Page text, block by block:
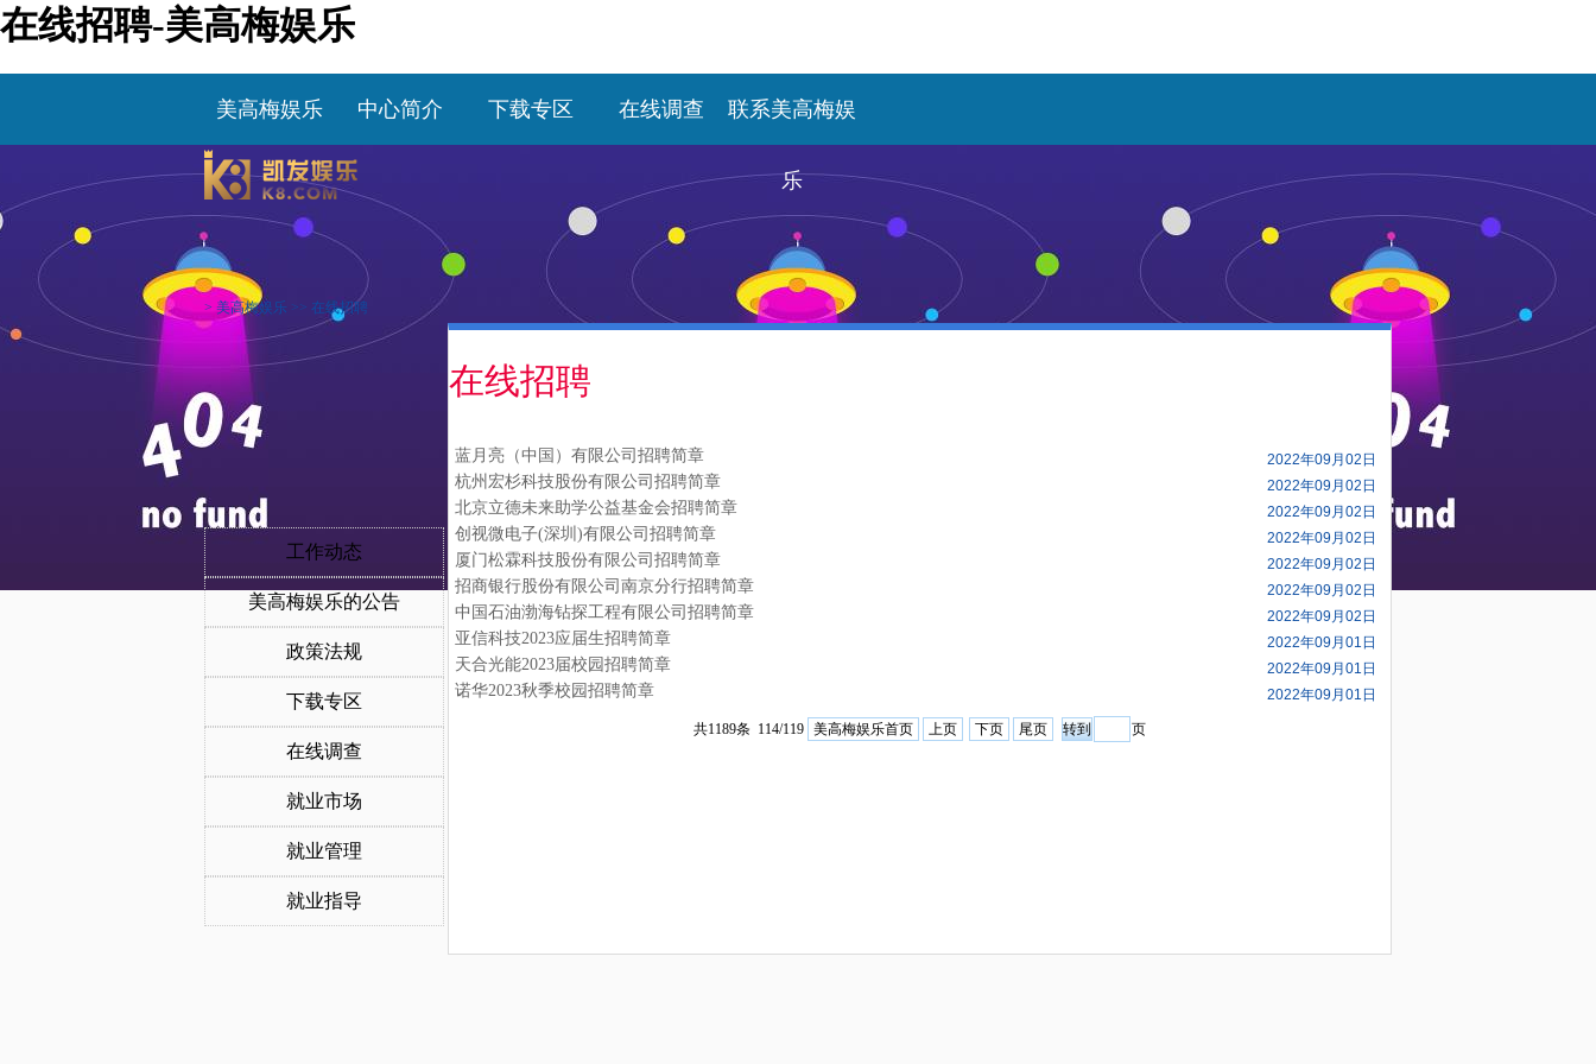
在线招聘-美高梅娱乐
美高梅娱乐 中心简介 下载专区 在线调查 联系美高梅娱
乐
> 美高梅娱乐 >> 在线招聘
工作动态
美高梅娱乐的公告
政策法规
下载专区
在线调查
就业市场
就业管理
就业指导
在线招聘
蓝月亮（中国）有限公司招聘简章 2022年09月02日
杭州宏杉科技股份有限公司招聘简章 2022年09月02日
北京立德未来助学公益基金会招聘简章 2022年09月02日
创视微电子(深圳)有限公司招聘简章 2022年09月02日
厦门松霖科技股份有限公司招聘简章 2022年09月02日
招商银行股份有限公司南京分行招聘简章 2022年09月02日
中国石油渤海钻探工程有限公司招聘简章 2022年09月02日
亚信科技2023应届生招聘简章 2022年09月01日
天合光能2023届校园招聘简章 2022年09月01日
诺华2023秋季校园招聘简章 2022年09月01日
共1189条 114/119 美高梅娱乐首页 上页 下页 尾页 页